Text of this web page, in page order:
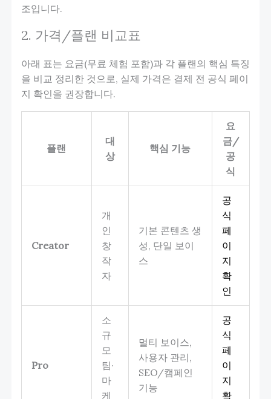
조입니다.
2. 가격/플랜 비교표
아래 표는 요금(무료 체험 포함)과 각 플랜의 핵심 특징
을 비교 정리한 것으로, 실제 가격은 결제 전 공식 페이
지 확인을 권장합니다.
플랜
대
상
핵심 기능
요
금/
공
식
Creator
개
인
창
작
자
기본 콘텐츠 생
성, 단일 보이
스
공
식
페
이
지
확
인
Pro
소
규
모
팀·
마
케
멀티 보이스,
사용자 관리,
SEO/캠페인
기능
공
식
페
이
지
확